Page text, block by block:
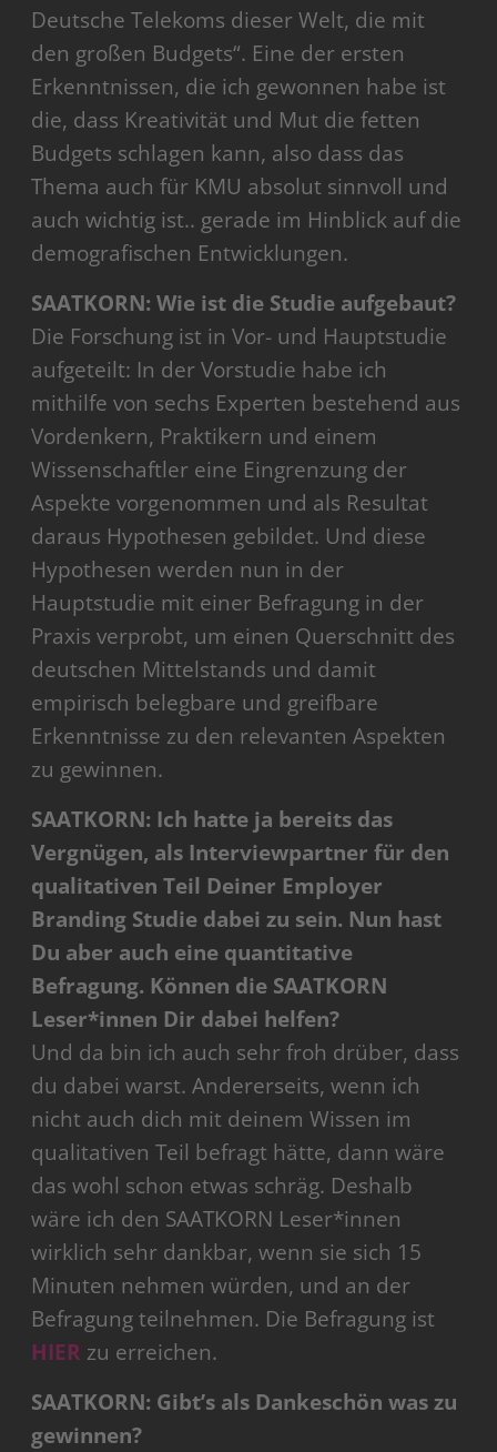
Deutsche Telekoms dieser Welt, die mit
den großen Budgets“. Eine der ersten
Erkenntnissen, die ich gewonnen habe ist
die, dass Kreativität und Mut die fetten
Budgets schlagen kann, also dass das
Thema auch für KMU absolut sinnvoll und
auch wichtig ist.. gerade im Hinblick auf die
demografischen Entwicklungen.
SAATKORN: Wie ist die Studie aufgebaut?
Die Forschung ist in Vor- und Hauptstudie
aufgeteilt: In der Vorstudie habe ich
mithilfe von sechs Experten bestehend aus
Vordenkern, Praktikern und einem
Wissenschaftler eine Eingrenzung der
Aspekte vorgenommen und als Resultat
daraus Hypothesen gebildet. Und diese
Hypothesen werden nun in der
Hauptstudie mit einer Befragung in der
Praxis verprobt, um einen Querschnitt des
deutschen Mittelstands und damit
empirisch belegbare und greifbare
Erkenntnisse zu den relevanten Aspekten
zu gewinnen.
SAATKORN: Ich hatte ja bereits das
Vergnügen, als Interviewpartner für den
qualitativen Teil Deiner Employer
Branding Studie dabei zu sein. Nun hast
Du aber auch eine quantitative
Befragung. Können die SAATKORN
Leser*innen Dir dabei helfen?
Und da bin ich auch sehr froh drüber, dass
du dabei warst. Andererseits, wenn ich
nicht auch dich mit deinem Wissen im
qualitativen Teil befragt hätte, dann wäre
das wohl schon etwas schräg. Deshalb
wäre ich den SAATKORN Leser*innen
wirklich sehr dankbar, wenn sie sich 15
Minuten nehmen würden, und an der
Befragung teilnehmen. Die Befragung ist
HIER zu erreichen.
SAATKORN: Gibt’s als Dankeschön was zu
gewinnen?